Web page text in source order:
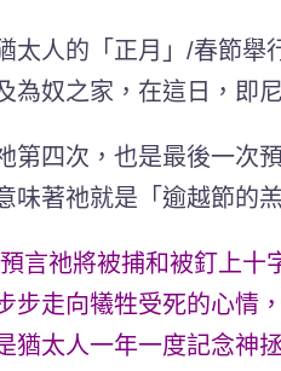
太人的「正月」/春節
為奴之家，在這日，即
第四次，也是最後一次
味著祂就是「逾越節的
言祂將被捕和被釘上
步走向犧牲受死的心情
猶太人一年一度記念